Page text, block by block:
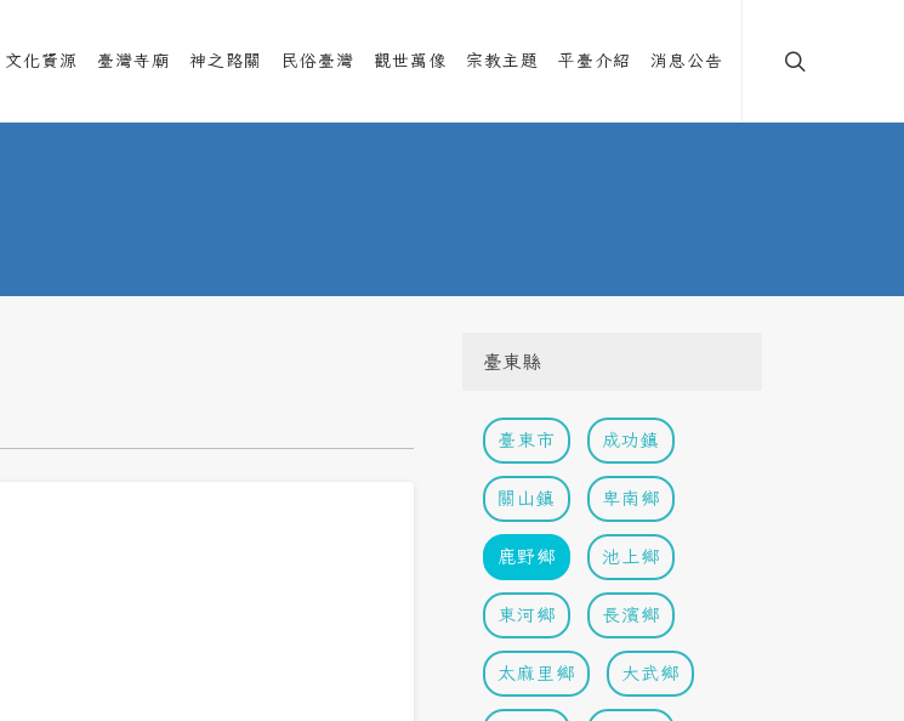
文化資源 臺灣寺廟 神之路關 民俗臺灣 觀世萬像 宗教主題 平臺介紹 消息公告
臺東縣
臺東市 成功鎮
關山鎮 卑南鄉
鹿野鄉 池上鄉
東河鄉 長濱鄉
太麻里鄉 大武鄉